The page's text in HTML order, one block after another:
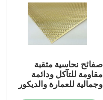
صفائح نحاسية مثقبة
مقاومة للتآكل ودائمة
وجمالية للعمارة والديكور